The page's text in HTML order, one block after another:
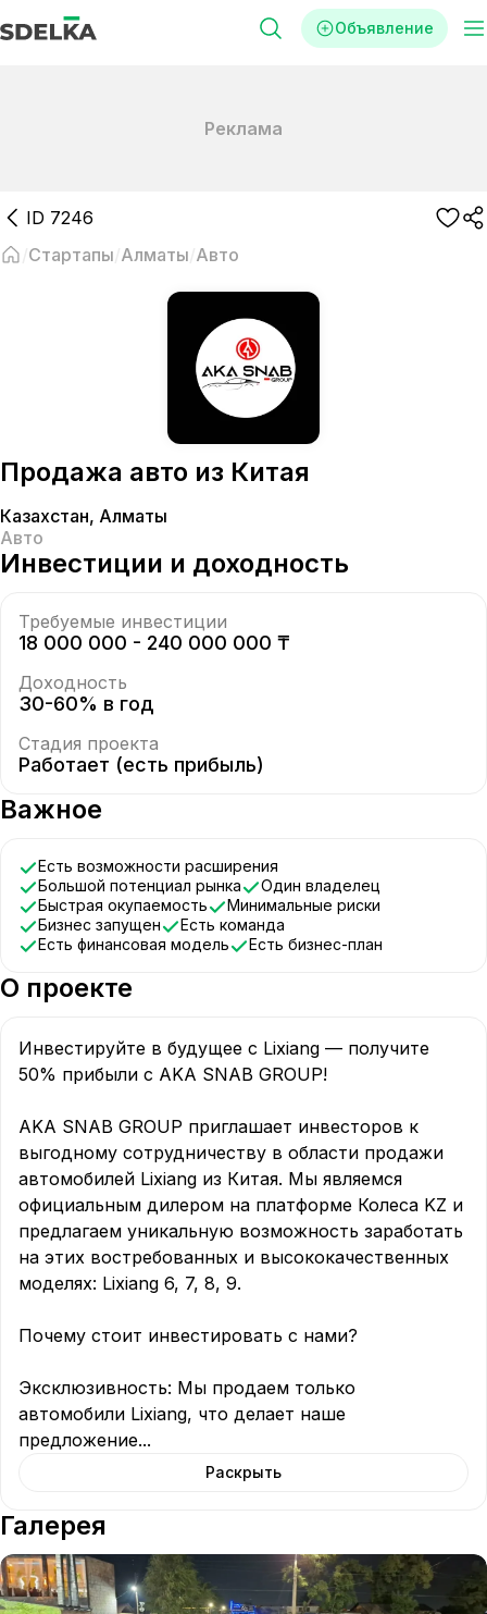
Объявление
Реклама
ID 7246
Стартапы Алматы Авто
Продажа авто из Китая
Казахстан, Алматы
Авто
Инвестиции и доходность
Требуемые инвестиции
18 000 000 - 240 000 000 ₸
Доходность
30-60% в год
Стадия проекта
Работает (есть прибыль)
Важное
Есть возможности расширения
Большой потенциал рынка
Один владелец
Быстрая окупаемость
Минимальные риски
Бизнес запущен
Есть команда
Есть финансовая модель
Есть бизнес-план
О проекте
Инвестируйте в будущее с Lixiang — получите
50% прибыли с AKA SNAB GROUP!
AKA SNAB GROUP приглашает инвесторов к
выгодному сотрудничеству в области продажи
автомобилей Lixiang из Китая. Мы являемся
официальным дилером на платформе Колеса KZ и
предлагаем уникальную возможность заработать
на этих востребованных и высококачественных
моделях: Lixiang 6, 7, 8, 9.
Почему стоит инвестировать с нами?
Эксклюзивность: Мы продаем только
автомобили Lixiang, что делает наше
предложение...
Раскрыть
Галерея